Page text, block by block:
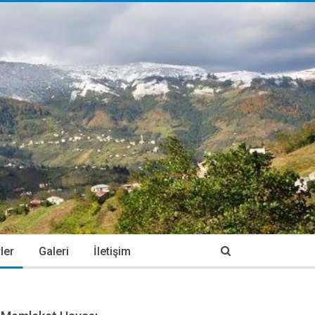
Galeri İletişim